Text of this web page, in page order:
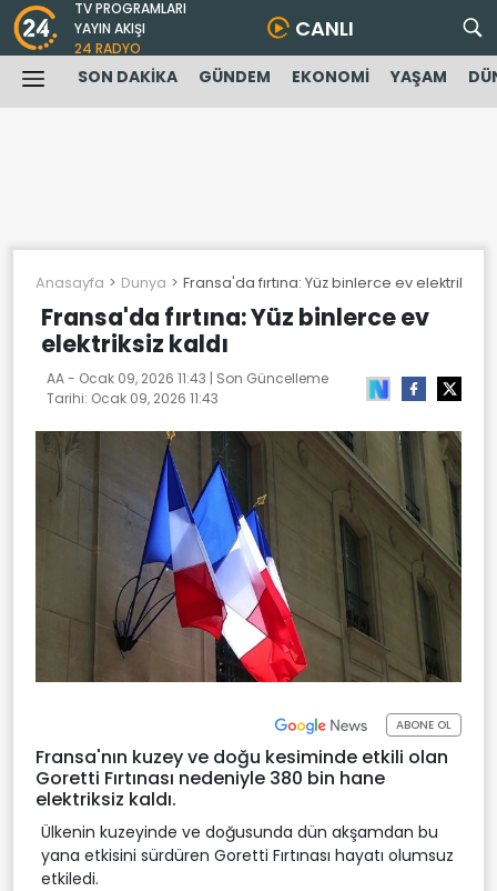
TV PROGRAMLARI
YAYIN AKIŞI
24 RADYO
CANLI
SON DAKİKA GÜNDEM EKONOMİ YAŞAM
Anasayfa Dunya Fransa'da fırtına: Yüz binlerce ev elektriksiz
Fransa'da fırtına: Yüz binlerce ev
elektriksiz kaldı
AA - Ocak 09, 2026 11:43 | Son Güncelleme
Tarihi: Ocak 09, 2026 11:43
ABONE OL
Fransa'nın kuzey ve doğu kesiminde etkili olan
Goretti Fırtınası nedeniyle 380 bin hane
elektriksiz kaldı.
Ülkenin kuzeyinde ve doğusunda dün akşamdan bu
yana etkisini sürdüren Goretti Fırtınası hayatı olumsuz
etkiledi.